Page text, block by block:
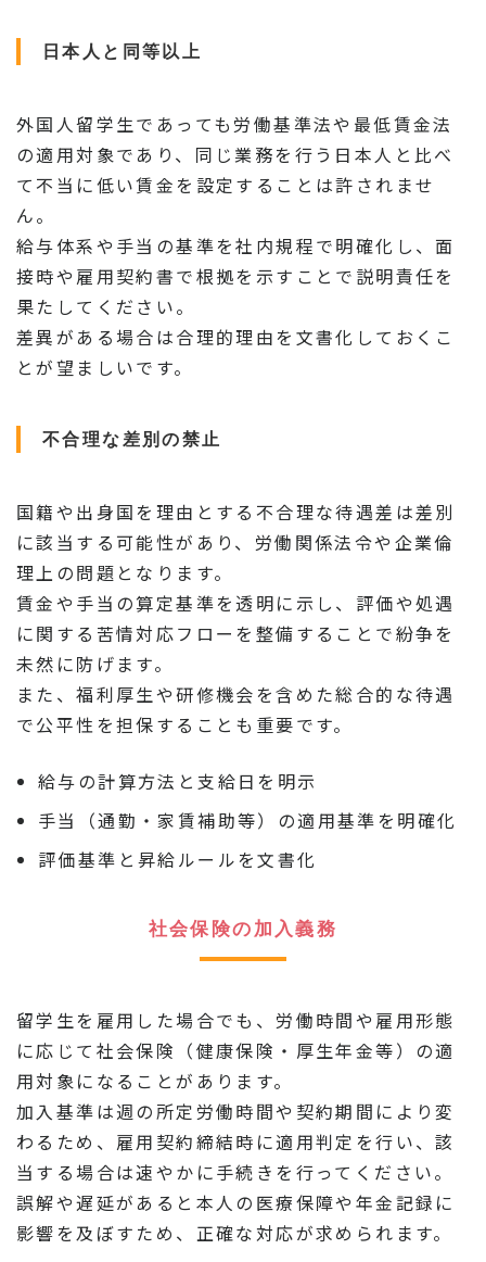
日本人と同等以上
外国人留学生であっても労働基準法や最低賃金法
の適用対象であり、同じ業務を行う日本人と比べ
て不当に低い賃金を設定することは許されませ
ん。
給与体系や手当の基準を社内規程で明確化し、面
接時や雇用契約書で根拠を示すことで説明責任を
果たしてください。
差異がある場合は合理的理由を文書化しておくこ
とが望ましいです。
不合理な差別の禁止
国籍や出身国を理由とする不合理な待遇差は差別
に該当する可能性があり、労働関係法令や企業倫
理上の問題となります。
賃金や手当の算定基準を透明に示し、評価や処遇
に関する苦情対応フローを整備することで紛争を
未然に防げます。
また、福利厚生や研修機会を含めた総合的な待遇
で公平性を担保することも重要です。
給与の計算方法と支給日を明示
手当（通勤・家賃補助等）の適用基準を明確化
評価基準と昇給ルールを文書化
社会保険の加入義務
留学生を雇用した場合でも、労働時間や雇用形態
に応じて社会保険（健康保険・厚生年金等）の適
用対象になることがあります。
加入基準は週の所定労働時間や契約期間により変
わるため、雇用契約締結時に適用判定を行い、該
当する場合は速やかに手続きを行ってください。
誤解や遅延があると本人の医療保障や年金記録に
影響を及ぼすため、正確な対応が求められます。